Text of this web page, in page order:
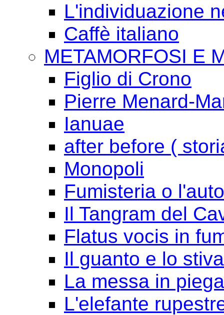
L'individuazione
Caffè italiano
METAMORFOSI E
Figlio di Crono
Pierre Menard-
Ianuae
after before (
Monopoli
Fumisteria o
Il Tangram del
Flatus vocis in
Il guanto e lo
La messa in piega
L'elefante